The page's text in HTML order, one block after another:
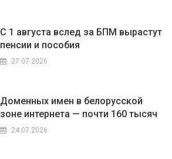
С 1 августа вслед за БПМ вырастут
пенсии и пособия
27.07.2026
Доменных имен в белорусской
зоне интернета — почти 160 тысяч
24.07.2026